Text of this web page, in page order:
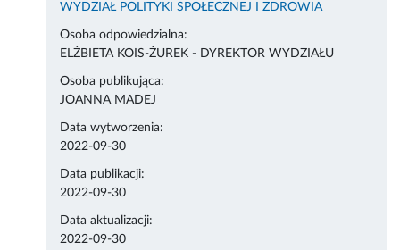
WYDZIAŁ POLITYKI SPOŁECZNEJ I ZDROWIA
Osoba odpowiedzialna:
ELŻBIETA KOIS-ŻUREK - DYREKTOR WYDZIAŁU
Osoba publikująca:
JOANNA MADEJ
Data wytworzenia:
2022-09-30
Data publikacji:
2022-09-30
Data aktualizacji:
2022-09-30